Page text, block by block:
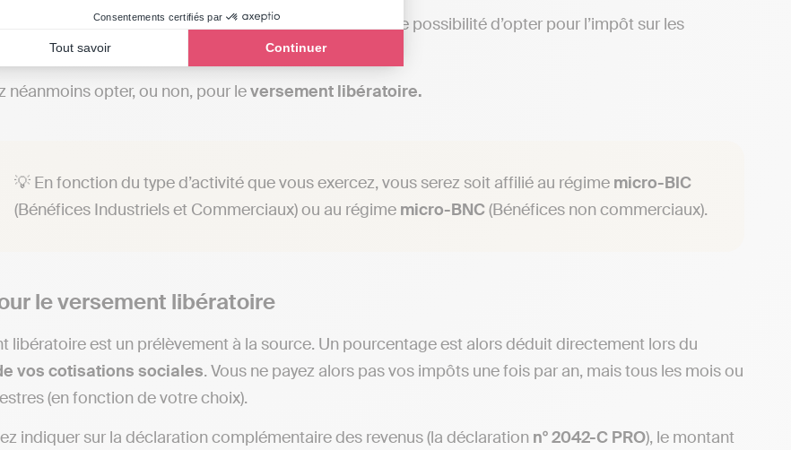
Consentements certifiés par
Tout savoir Continuer
êtes imposé à l’impôt sur le revenu (IR), sans aucune possibilité d’opter pour l’impôt sur les
néanmoins opter, ou non, pour leversement libératoire.
💡 En fonction du type d’activité que vous exercez, vous serez soit affilié au régime micro-BIC
(Bénéfices Industriels et Commerciaux) ou au régime micro-BNC (Bénéfices non commerciaux).
le versement libératoire
libératoire est un prélèvement à la source. Un pourcentage est alors déduit directement lors du
vos cotisations sociales. Vous ne payez alors pas vos impôts une fois par an, mais tous les mois ou
(en fonction de votre choix).
indiquer sur la déclaration complémentaire des revenus (la déclaration n° 2042-C PRO), le montant